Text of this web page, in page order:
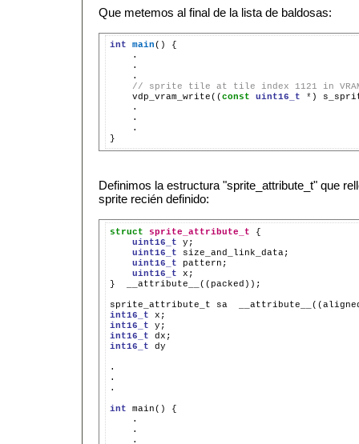
Que metemos al final de la lista de baldosas:
int main()
// sprite tile at tile index 1121 in
vdp_vram_write((const uint16_t * )
.
Definimos la estructura "sprite_attribute_t" que
sprite recién definido:
struct sprite_attribute_t
uint16_t
uint16_t
uint16_t
uint16_t
x;
}
__attribute__((packed));
sprite_attribute_t sa
int16_t
int16_t
int16_t
int16_t
dy
.
.
.
int main()